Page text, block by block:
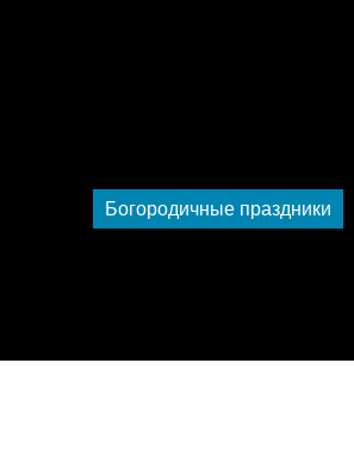
Богородичные праздники